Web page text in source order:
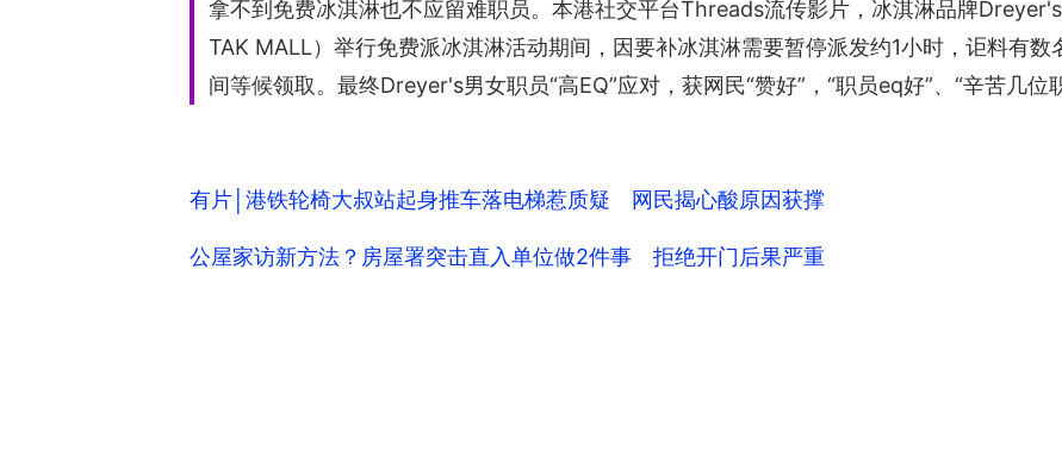
拿不到免费冰淇淋也不应留难职员。本港社交平台Threads流传影片，冰淇淋品牌
TAK MALL）举行免费派冰淇淋活动期间，因要补冰淇淋需要暂停派发约1小时，讵料有
间等候领取。最终Dreyer's男女职员“高EQ”应对，获网民“赞好”，“职员eq好”、“辛苦几位
有片│港铁轮椅大叔站起身推车落电梯惹质疑 网民揭心酸原因获撑
公屋家访新方法？房屋署突击直入单位做2件事 拒绝开门后果严重